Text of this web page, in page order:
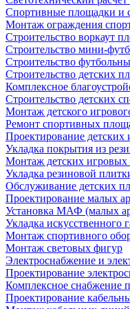
Спортивные площадки и
Монтаж ограждения
Строительство воркаут
Строительство мини-
Строительство
Строительство детских
Комплексное
Строительство детских
Монтаж детского
Ремонт спортивных
Проектирование
Укладка покрытия из
Монтаж детских игровых
Укладка резиновой
Обслуживание детских
Проектирование малых
Установка МАФ (малых
Укладка искусственного
Монтаж спортивного
Монтаж световых фигур
Электроснабжение и
Проектирование
Комплексное снабжение
Проектирование